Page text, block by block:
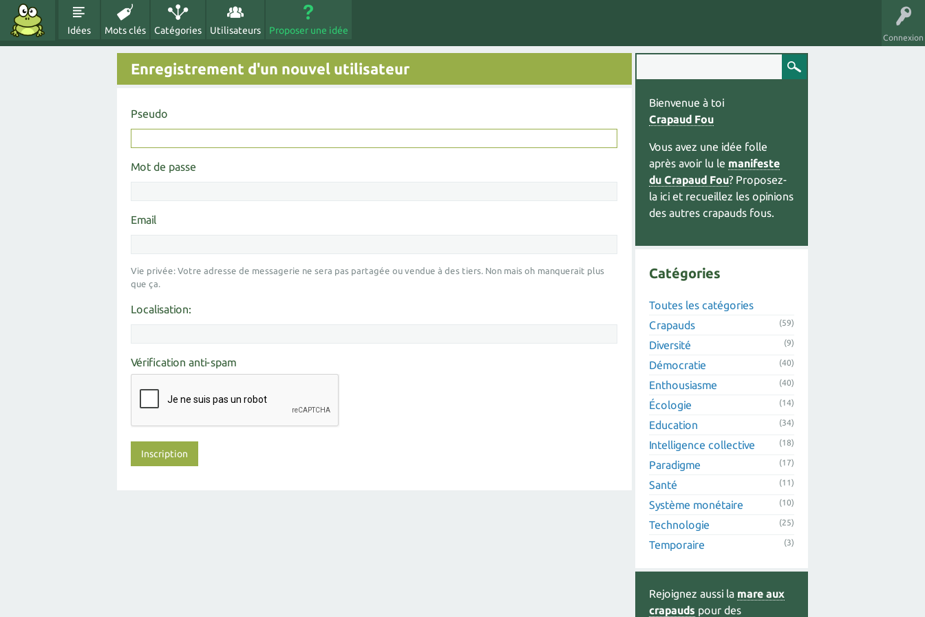
Connexion
Idées Mots clés Catégories Utilisateurs Proposer une idée
Enregistrement d'un nouvel utilisateur
Pseudo
Mot de passe
Email
Vie privée: Votre adresse de messagerie ne sera pas partagée ou vendue à des tiers. Non mais oh manquerait plus
que ça.
Localisation:
Vérification anti-spam
Bienvenue à toi
Crapaud Fou
Vous avez une idée folle
après avoir lu le manifeste
du Crapaud Fou? Proposez-
la ici et recueillez les opinions
des autres crapauds fous.
Catégories
Toutes les catégories
Crapauds
(59)
Diversité (9)
Démocratie (40)
Enthousiasme (40)
Écologie (14)
Education (34)
Intelligence collective (18)
Paradigme (17)
Santé (11)
Système monétaire (10)
Technologie (25)
Temporaire (3)
Rejoignez aussi la mare aux
crapauds pour des